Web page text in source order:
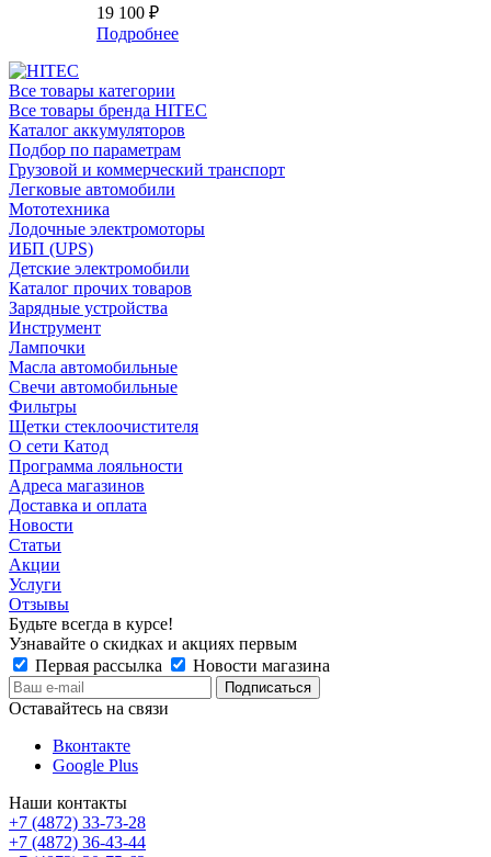
19 100 ₽
Подробнее
Все товары категории
Все товары бренда HITEC
Каталог аккумуляторов
Подбор по параметрам
Грузовой и коммерческий транспорт
Легковые автомобили
Мототехника
Лодочные электромоторы
ИБП (UPS)
Детские электромобили
Каталог прочих товаров
Зарядные устройства
Инструмент
Лампочки
Масла автомобильные
Свечи автомобильные
Фильтры
Щетки стеклоочистителя
О сети Катод
Программа лояльности
Адреса магазинов
Доставка и оплата
Новости
Статьи
Акции
Услуги
Отзывы
Будьте всегда в курсе!
Узнавайте о скидках и акциях первым
Первая рассылка
Новости магазина
Оставайтесь на связи
Вконтакте
Google Plus
Наши контакты
+7 (4872) 33-73-28
+7 (4872) 36-43-44